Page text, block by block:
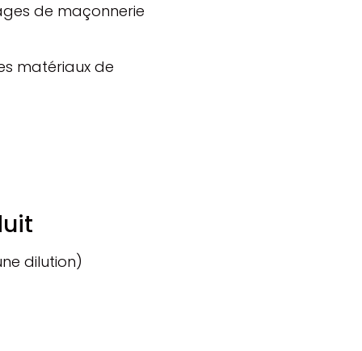
de maçonnerie
matériaux de
dilution)